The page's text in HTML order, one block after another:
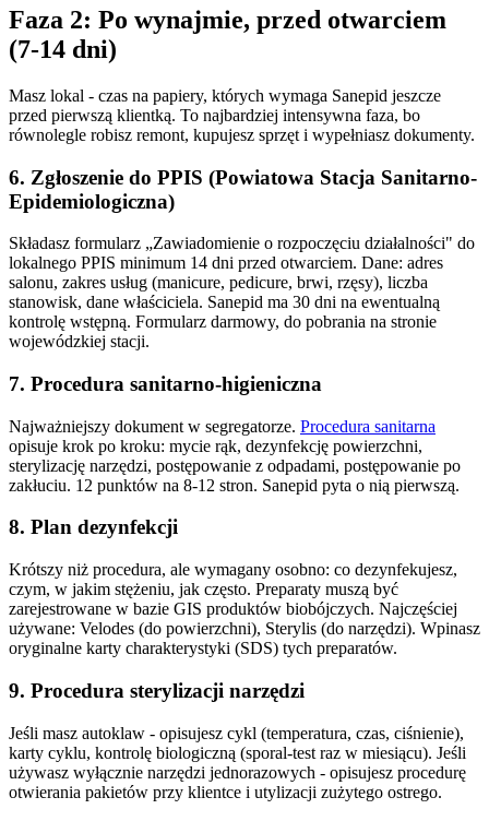
Faza 2: Po wynajmie, przed otwarciem
(7-14 dni)
Masz lokal - czas na papiery, których wymaga Sanepid jeszcze
przed pierwszą klientką. To najbardziej intensywna faza, bo
równolegle robisz remont, kupujesz sprzęt i wypełniasz dokumenty.
6. Zgłoszenie do PPIS (Powiatowa Stacja Sanitarno-
Epidemiologiczna)
Składasz formularz „Zawiadomienie o rozpoczęciu działalności" do
lokalnego PPIS minimum 14 dni przed otwarciem. Dane: adres
salonu, zakres usług (manicure, pedicure, brwi, rzęsy), liczba
stanowisk, dane właściciela. Sanepid ma 30 dni na ewentualną
kontrolę wstępną. Formularz darmowy, do pobrania na stronie
wojewódzkiej stacji.
7. Procedura sanitarno-higieniczna
Najważniejszy dokument w segregatorze. Procedura sanitarna
opisuje krok po kroku: mycie rąk, dezynfekcję powierzchni,
sterylizację narzędzi, postępowanie z odpadami, postępowanie po
zakłuciu. 12 punktów na 8-12 stron. Sanepid pyta o nią pierwszą.
8. Plan dezynfekcji
Krótszy niż procedura, ale wymagany osobno: co dezynfekujesz,
czym, w jakim stężeniu, jak często. Preparaty muszą być
zarejestrowane w bazie GIS produktów biobójczych. Najczęściej
używane: Velodes (do powierzchni), Sterylis (do narzędzi). Wpinasz
oryginalne karty charakterystyki (SDS) tych preparatów.
9. Procedura sterylizacji narzędzi
Jeśli masz autoklaw - opisujesz cykl (temperatura, czas, ciśnienie),
karty cyklu, kontrolę biologiczną (sporal-test raz w miesiącu). Jeśli
używasz wyłącznie narzędzi jednorazowych - opisujesz procedurę
otwierania pakietów przy klientce i utylizacji zużytego ostrego.